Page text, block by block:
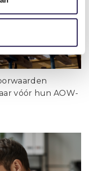
vóór hun AOW-